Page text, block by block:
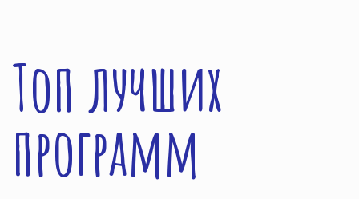
Топ лучших
программ